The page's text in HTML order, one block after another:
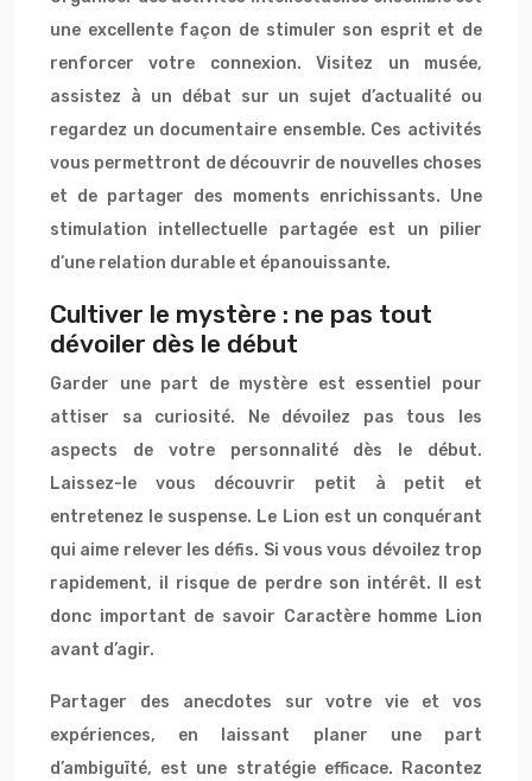
une excellente façon de stimuler son esprit et de
renforcer votre connexion. Visitez un musée,
assistez à un débat sur un sujet d’actualité ou
regardez un documentaire ensemble. Ces activités
vous permettront de découvrir de nouvelles choses
et de partager des moments enrichissants. Une
stimulation intellectuelle partagée est un pilier
d’une relation durable et épanouissante.
Cultiver le mystère : ne pas tout
dévoiler dès le début
Garder une part de mystère est essentiel pour
attiser sa curiosité. Ne dévoilez pas tous les
aspects de votre personnalité dès le début.
Laissez-le vous découvrir petit à petit et
entretenez le suspense. Le Lion est un conquérant
qui aime relever les défis. Si vous vous dévoilez trop
rapidement, il risque de perdre son intérêt. Il est
donc important de savoir Caractère homme Lion
avant d’agir.
Partager des anecdotes sur votre vie et vos
expériences, en laissant planer une part
d’ambiguïté, est une stratégie efficace. Racontez